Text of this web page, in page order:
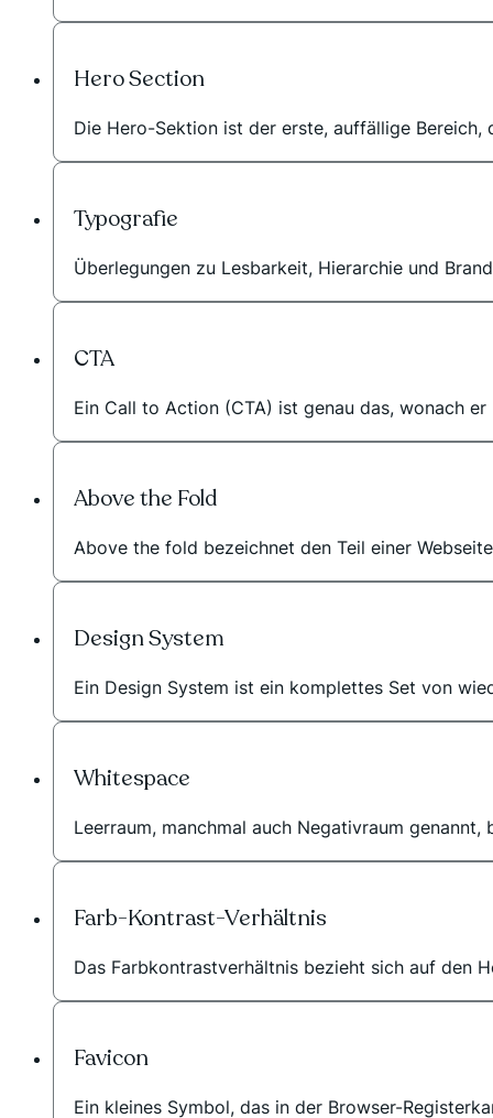
Hero Section
Die Hero-Sektion ist der erste, auffällige
Typografie
Überlegungen zu Lesbarkeit, Hierarchie und
CTA
Ein Call to Action (CTA) ist genau das, wonach
Above the Fold
Above the fold bezeichnet den Teil einer
Design System
Ein Design System ist ein komplettes Set von
Whitespace
Leerraum, manchmal auch Negativraum genannt,
Farb-Kontrast-Verhältnis
Das Farbkontrastverhältnis bezieht sich auf den
Favicon
Ein kleines Symbol, das in der Browser-